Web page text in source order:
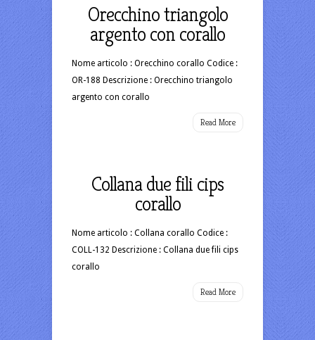
Orecchino triangolo
argento con corallo
Nome articolo : Orecchino corallo Codice :
OR-188 Descrizione : Orecchino triangolo
argento con corallo
Read More
Collana due fili cips
corallo
Nome articolo : Collana corallo Codice :
COLL-132 Descrizione : Collana due fili cips
corallo
Read More